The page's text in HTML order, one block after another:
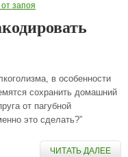
запоя
в особенности
сохранить домашний
от пагубной
это сделать?”
ЧИТАТЬ ДАЛЕЕ